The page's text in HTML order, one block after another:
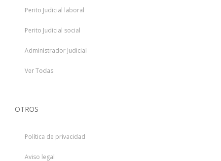
Perito Judicial laboral
Perito Judicial social
Administrador Judicial
Ver Todas
OTROS
Política de privacidad
Aviso legal